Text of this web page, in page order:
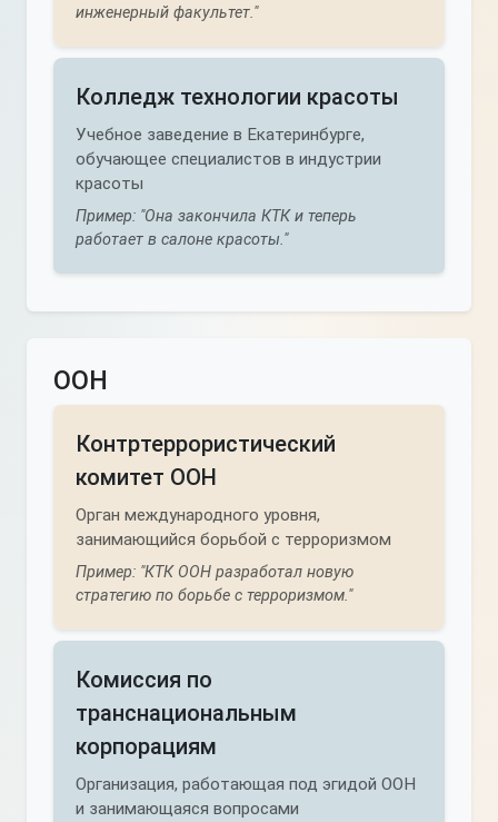
инженерный факультет."
Колледж технологии красоты
Учебное заведение в Екатеринбурге,
обучающее специалистов в индустрии
красоты
Пример: "Она закончила КТК и теперь
работает в салоне красоты."
ООН
Контртеррористический
комитет ООН
Орган международного уровня,
занимающийся борьбой с терроризмом
Пример: "КТК ООН разработал новую
стратегию по борьбе с терроризмом."
Комиссия по
транснациональным
корпорациям
Организация, работающая под эгидой ООН
и занимающаяся вопросами